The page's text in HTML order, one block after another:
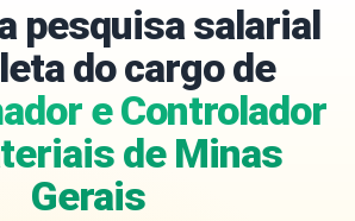
pesquisa salarial
do cargo de
e Controlador
de Minas
Gerais